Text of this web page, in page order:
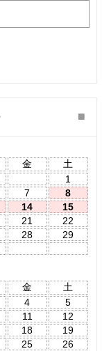
金
土
1
7
8
14
15
21
22
28
29
金
土
4
5
11
12
18
19
25
26